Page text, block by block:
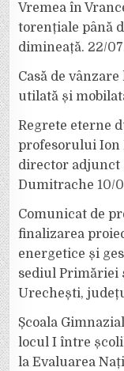
Vremea în
torențiale până
dimineață. 22/
Casă de
utilată și
Regrete eterne
profesorului Ion
director adjunct
Dumitrache 10/
Comunicat de
finalizarea
energetice și
sediul Primăriei
Urechești,
Școala
locul I între
la Evaluarea